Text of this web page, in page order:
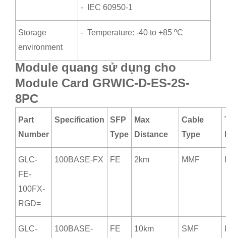
- IEC 60950-1
Storage
environment
- Temperature: -40 to +85 ºC
Module quang sử dụng cho
Module Card GRWIC-D-ES-2S-
8PC
Part
Number
Specification
SFP
Type
Max
Distance
Cable
Type
GLC-
FE-
100FX-
RGD=
100BASE-FX FE 2km MMF
GLC-
100BASE-
FE 10km SMF